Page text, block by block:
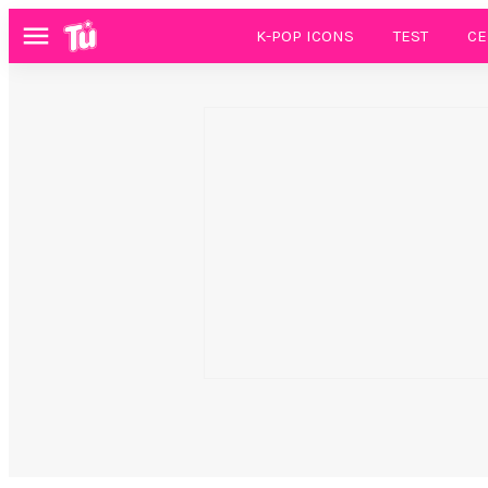
Menú K-POP ICONS TEST